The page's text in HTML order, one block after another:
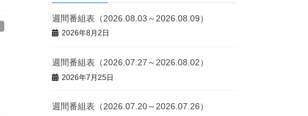
週間番組表（2026.08.03～2026.08.09）
2026年8月2日
週間番組表（2026.07.27～2026.08.02）
2026年7月25日
週間番組表（2026.07.20～2026.07.26）